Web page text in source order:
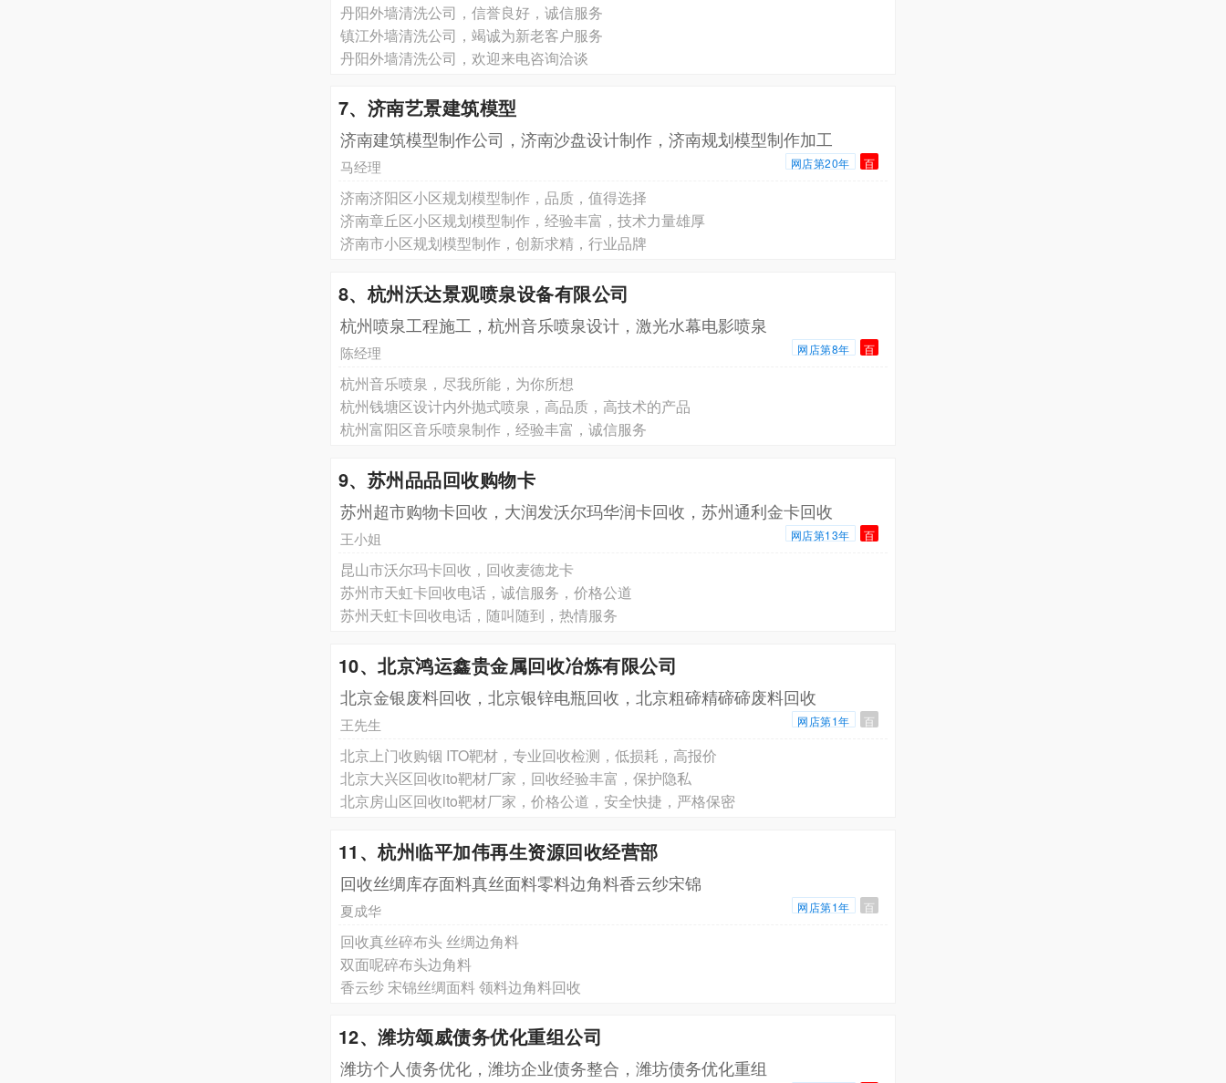
丹阳外墙清洗公司，信誉良好，诚信服务
镇江外墙清洗公司，竭诚为新老客户服务
丹阳外墙清洗公司，欢迎来电咨询洽谈
7、济南艺景建筑模型
济南建筑模型制作公司，济南沙盘设计制作，济南规划模型制作加工
马经理 网店第20年 百
济南济阳区小区规划模型制作，品质，值得选择
济南章丘区小区规划模型制作，经验丰富，技术力量雄厚
济南市小区规划模型制作，创新求精，行业品牌
8、杭州沃达景观喷泉设备有限公司
杭州喷泉工程施工，杭州音乐喷泉设计，激光水幕电影喷泉
陈经理 网店第8年 百
杭州音乐喷泉，尽我所能，为你所想
杭州钱塘区设计内外抛式喷泉，高品质，高技术的产品
杭州富阳区音乐喷泉制作，经验丰富，诚信服务
9、苏州品品回收购物卡
苏州超市购物卡回收，大润发沃尔玛华润卡回收，苏州通利金卡回收
王小姐 网店第13年 百
昆山市沃尔玛卡回收，回收麦德龙卡
苏州市天虹卡回收电话，诚信服务，价格公道
苏州天虹卡回收电话，随叫随到，热情服务
10、北京鸿运鑫贵金属回收冶炼有限公司
北京金银废料回收，北京银锌电瓶回收，北京粗碲精碲碲废料回收
王先生 网店第1年 百
北京上门收购铟 ITO靶材，专业回收检测，低损耗，高报价
北京大兴区回收ito靶材厂家，回收经验丰富，保护隐私
北京房山区回收ito靶材厂家，价格公道，安全快捷，严格保密
11、杭州临平加伟再生资源回收经营部
回收丝绸库存面料真丝面料零料边角料香云纱宋锦
夏成华 网店第1年 百
回收真丝碎布头 丝绸边角料
双面呢碎布头边角料
香云纱 宋锦丝绸面料 领料边角料回收
12、潍坊颂威债务优化重组公司
潍坊个人债务优化，潍坊企业债务整合，潍坊债务优化重组